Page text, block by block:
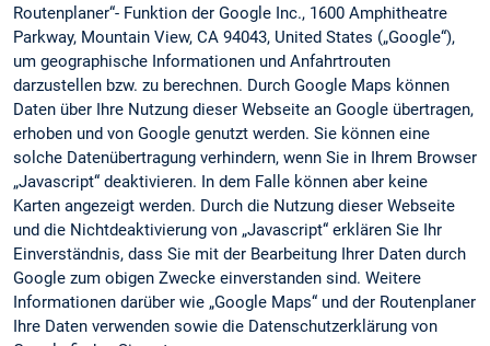
Routenplaner“- Funktion der Google Inc., 1600 Amphitheatre
Parkway, Mountain View, CA 94043, United States („Google“),
um geographische Informationen und Anfahrtrouten
darzustellen bzw. zu berechnen. Durch Google Maps können
Daten über Ihre Nutzung dieser Webseite an Google übertragen,
erhoben und von Google genutzt werden. Sie können eine
solche Datenübertragung verhindern, wenn Sie in Ihrem Browser
„Javascript“ deaktivieren. In dem Falle können aber keine
Karten angezeigt werden. Durch die Nutzung dieser Webseite
und die Nichtdeaktivierung von „Javascript“ erklären Sie Ihr
Einverständnis, dass Sie mit der Bearbeitung Ihrer Daten durch
Google zum obigen Zwecke einverstanden sind. Weitere
Informationen darüber wie „Google Maps“ und der Routenplaner
Ihre Daten verwenden sowie die Datenschutzerklärung von